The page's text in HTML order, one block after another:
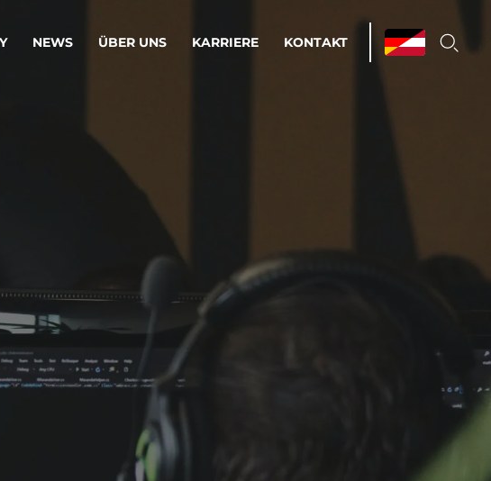
Betriebsprozesse optimieren. Stabilität und
Effizienz statt Nervenkitzel.
bestehen.
Cloud-Umgebungen
Die richtige Cloud-Strategie
Operationsprozesse.
NEWS ÜBER UNS KARRIERE KONTAKT